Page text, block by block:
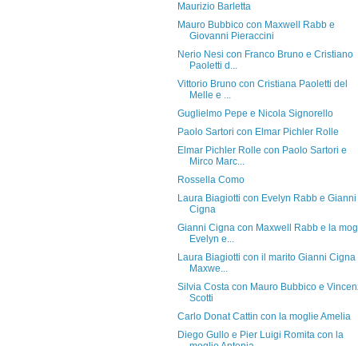
Maurizio Barletta
Mauro Bubbico con Maxwell Rabb e
Giovanni Pieraccini
Nerio Nesi con Franco Bruno e Cristiano
Paoletti d...
Vittorio Bruno con Cristiana Paoletti del
Melle e ...
Guglielmo Pepe e Nicola Signorello
Paolo Sartori con Elmar Pichler Rolle
Elmar Pichler Rolle con Paolo Sartori e
Mirco Marc...
Rossella Como
Laura Biagiotti con Evelyn Rabb e Gianni
Cigna
Gianni Cigna con Maxwell Rabb e la
Evelyn e...
Laura Biagiotti con il marito Gianni Cigna
Maxwe...
Silvia Costa con Mauro Bubbico e
Scotti
Carlo Donat Cattin con la moglie Amelia
Diego Gullo e Pier Luigi Romita con la